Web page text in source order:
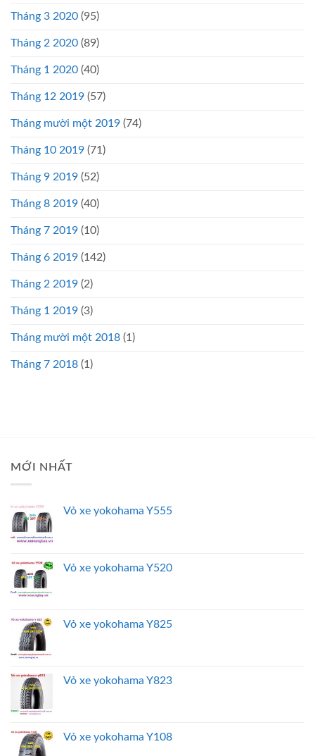
Tháng 3 2020 (95)
Tháng 2 2020 (89)
Tháng 1 2020 (40)
Tháng 12 2019 (57)
Tháng mười một 2019 (74)
Tháng 10 2019 (71)
Tháng 9 2019 (52)
Tháng 8 2019 (40)
Tháng 7 2019 (10)
Tháng 6 2019 (142)
Tháng 2 2019 (2)
Tháng 1 2019 (3)
Tháng mười một 2018 (1)
Tháng 7 2018 (1)
MỚI NHẤT
Vỏ xe yokohama Y555
Vỏ xe yokohama Y520
Vỏ xe yokohama Y825
Vỏ xe yokohama Y823
Vỏ xe yokohama Y108